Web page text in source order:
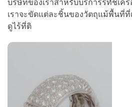
เราจะขัดแต่ละชิ้นของวัตถุแม้พื้นที่ที่
ดูไร้ที่ติ